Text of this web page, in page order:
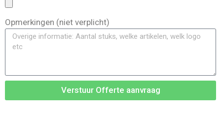
Opmerkingen (niet verplicht)
Verstuur Offerte aanvraag